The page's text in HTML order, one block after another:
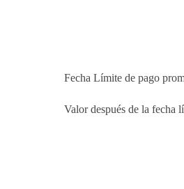
Fecha Límite de pago
Valor después de la fecha